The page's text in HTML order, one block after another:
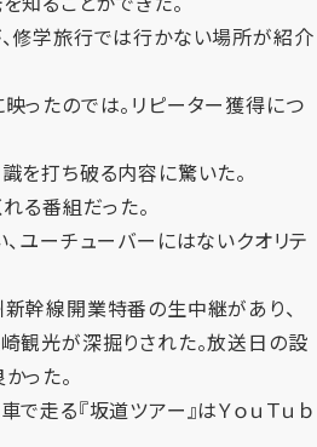
修学旅行では行かない場所が紹介
ったのでは。リピーター獲得につ
を打ち破る内容に驚いた。
る番組だった。
ユーチューバーにはないクオリテ
幹線開業特番の生中継があり、
観光が深掘りされた。放送日の設
った。
走る『坂道ツアー』はＹｏｕＴｕｂ